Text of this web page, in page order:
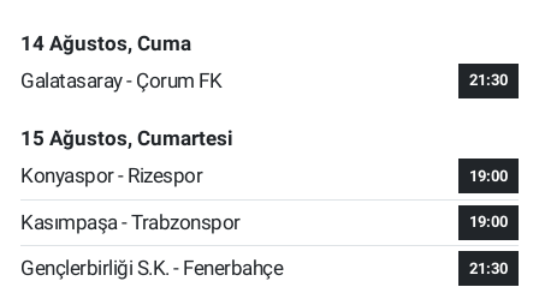
14 Ağustos, Cuma
Galatasaray - Çorum FK
21:30
15 Ağustos, Cumartesi
Konyaspor - Rizespor
19:00
Kasımpaşa - Trabzonspor 19:00
Gençlerbirliği S.K. - Fenerbahçe 21:30